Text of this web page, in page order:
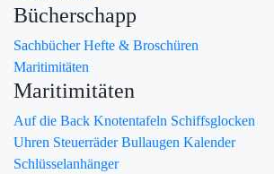
Bücherschapp
SachbücherHefte & Broschüren
Maritimitäten
Maritimitäten
Auf die Back Knotentafeln Schiffsglocken
Uhren SteuerräderBullaugen Kalender
Schlüsselanhänger